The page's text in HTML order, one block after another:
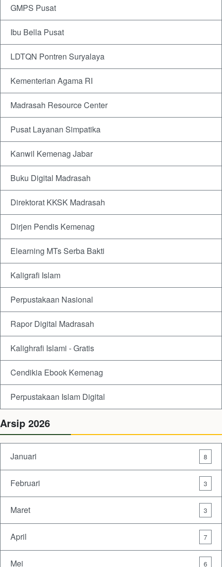
GMPS Pusat
Ibu Bella Pusat
LDTQN Pontren Suryalaya
Kementerian Agama RI
Madrasah Resource Center
Pusat Layanan Simpatika
Kanwil Kemenag Jabar
Buku Digital Madrasah
Direktorat KKSK Madrasah
Dirjen Pendis Kemenag
Elearning MTs Serba Bakti
Kaligrafi Islam
Perpustakaan Nasional
Rapor Digital Madrasah
Kalighrafi Islami - Gratis
Cendikia Ebook Kemenag
Perpustakaan Islam Digital
Arsip 2026
Januari 8
Februari 3
Maret 3
April 7
Mei 6